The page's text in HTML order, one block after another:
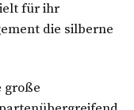
für ihr
die silberne
große